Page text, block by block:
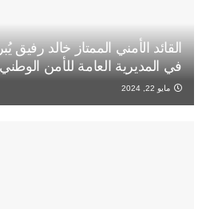
القائد الأمني الممتاز خالد رفيق
في المديرية العامة للأمن الوطني
مايو 22, 2024